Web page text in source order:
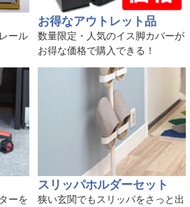
ール
お得なアウトレット品
数量限定・人気のイス脚カバーが
お得な価格で購入できる！
ーを
スリッパホルダーセット
狭い玄関でもスリッパをさっと出